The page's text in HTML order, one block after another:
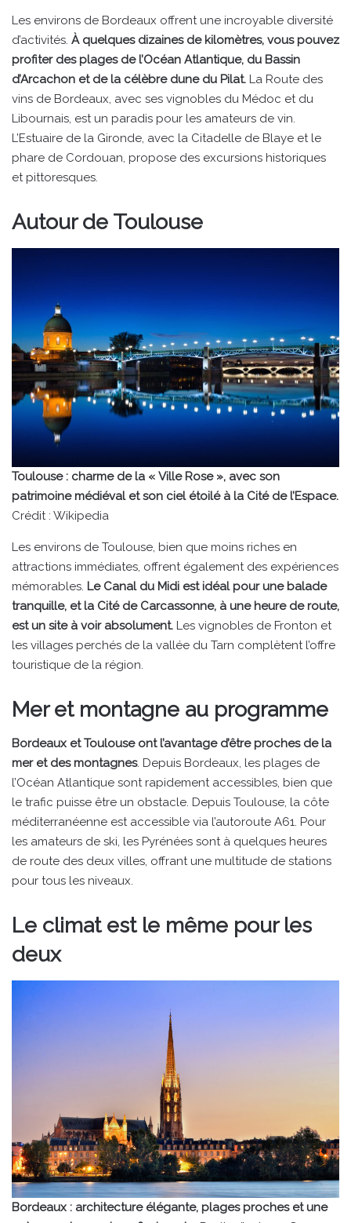
Les environs de Bordeaux offrent une incroyable diversité
d’activités. À quelques dizaines de kilomètres, vous pouvez
profiter des plages de l’Océan Atlantique, du Bassin
d’Arcachon et de la célèbre dune du Pilat. La Route des
vins de Bordeaux, avec ses vignobles du Médoc et du
Libournais, est un paradis pour les amateurs de vin.
L’Estuaire de la Gironde, avec la Citadelle de Blaye et le
phare de Cordouan, propose des excursions historiques
et pittoresques.
Autour de Toulouse
Toulouse : charme de la « Ville Rose », avec son
patrimoine médiéval et son ciel étoilé à la Cité de l’Espace.
Crédit : Wikipedia
Les environs de Toulouse, bien que moins riches en
attractions immédiates, offrent également des expériences
mémorables. Le Canal du Midi est idéal pour une balade
tranquille, et la Cité de Carcassonne, à une heure de route,
est un site à voir absolument. Les vignobles de Fronton et
les villages perchés de la vallée du Tarn complètent l’offre
touristique de la région.
Mer et montagne au programme
Bordeaux et Toulouse ont l’avantage d’être proches de la
mer et des montagnes. Depuis Bordeaux, les plages de
l’Océan Atlantique sont rapidement accessibles, bien que
le trafic puisse être un obstacle. Depuis Toulouse, la côte
méditerranéenne est accessible via l’autoroute A61. Pour
les amateurs de ski, les Pyrénées sont à quelques heures
de route des deux villes, offrant une multitude de stations
pour tous les niveaux.
Le climat est le même pour les
deux
Bordeaux : architecture élégante, plages proches et une